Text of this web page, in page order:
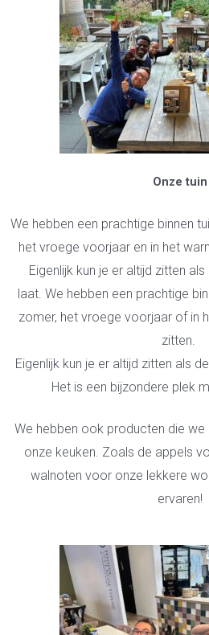
Onze tuin
We hebben een prachtige binnen
het vroege voorjaar en in het
Eigenlijk kun je er altijd zitten
laat. We hebben een prachtige
zomer, het vroege voorjaar of in
zitten.
Eigenlijk kun je er altijd zitten als
Het is een bijzondere plek
We hebben ook producten die we
onze keuken. Zoals de appels
walnoten voor onze lekkere
ervaren!